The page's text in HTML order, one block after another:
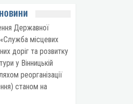
Державної
«Служба місцевих
доріг та розвитку
у Вінницькій
реорганізації
станом на